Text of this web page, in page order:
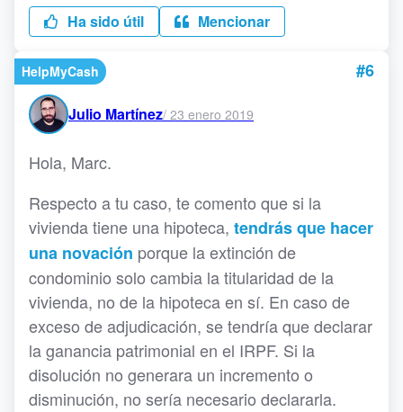
Ha sido útil Mencionar
HelpMyCash #6
Julio Martínez/ 23 enero 2019
Hola, Marc.
Respecto a tu caso, te comento que si la
vivienda tiene una hipoteca, tendrás que hacer
una novación porque la extinción de
condominio solo cambia la titularidad de la
vivienda, no de la hipoteca en sí. En caso de
exceso de adjudicación, se tendría que declarar
la ganancia patrimonial en el IRPF. Si la
disolución no generara un incremento o
disminución, no sería necesario declararla.